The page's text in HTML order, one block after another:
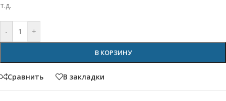
т.д.
- +
В КОРЗИНУ
Сравнить В закладки